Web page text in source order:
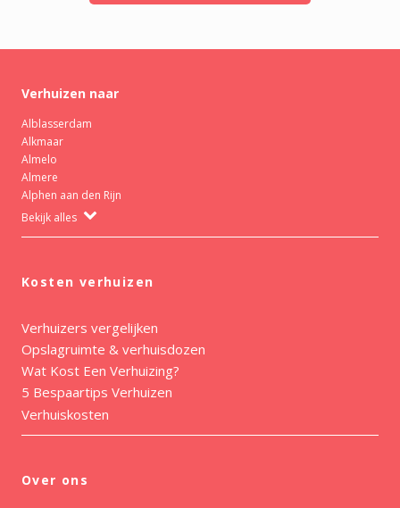
Verhuizen naar
Alblasserdam
Alkmaar
Almelo
Almere
Alphen aan den Rijn
Bekijk alles
Kosten verhuizen
Verhuizers vergelijken
Opslagruimte & verhuisdozen
Wat Kost Een Verhuizing?
5 Bespaartips Verhuizen
Verhuiskosten
Over ons